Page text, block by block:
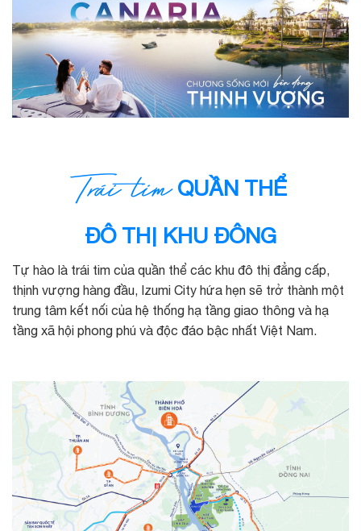
Trái timQUẦN THỂ
ĐÔ THỊ KHU ĐÔNG
Tự hào là trái tim của quần thể các khu đô thị đẳng cấp,
thịnh vượng hàng đầu, Izumi City hứa hẹn sẽ trở thành một
trung tâm kết nối của hệ thống hạ tầng giao thông và hạ
tầng xã hội phong phú và độc đáo bậc nhất Việt Nam.